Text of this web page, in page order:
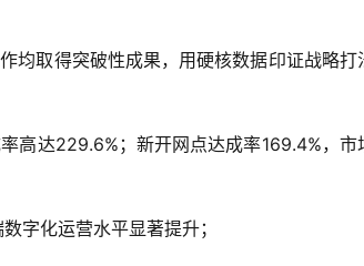
均取得突破性成果，用硬核数据印证战略打
高达229.6%；新开网点达成率169.4%，市
字化运营水平显著提升；